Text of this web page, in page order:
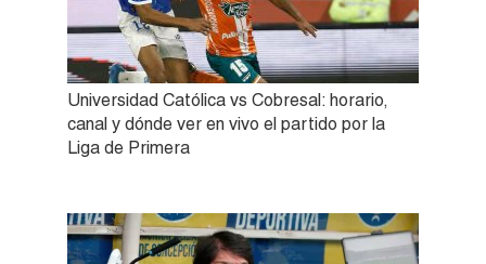
Universidad Católica vs Cobresal: horario,
canal y dónde ver en vivo el partido por la
Liga de Primera